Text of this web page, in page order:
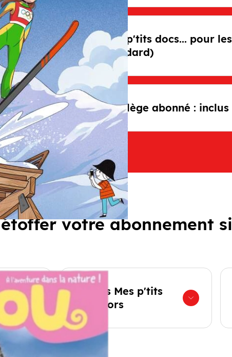
Mes p'tits docs... pour
standard)
Privilège abonné :
votre abonnement
4 livres Mes p'tits
collectors